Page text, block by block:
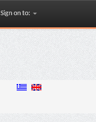
Sign on to: